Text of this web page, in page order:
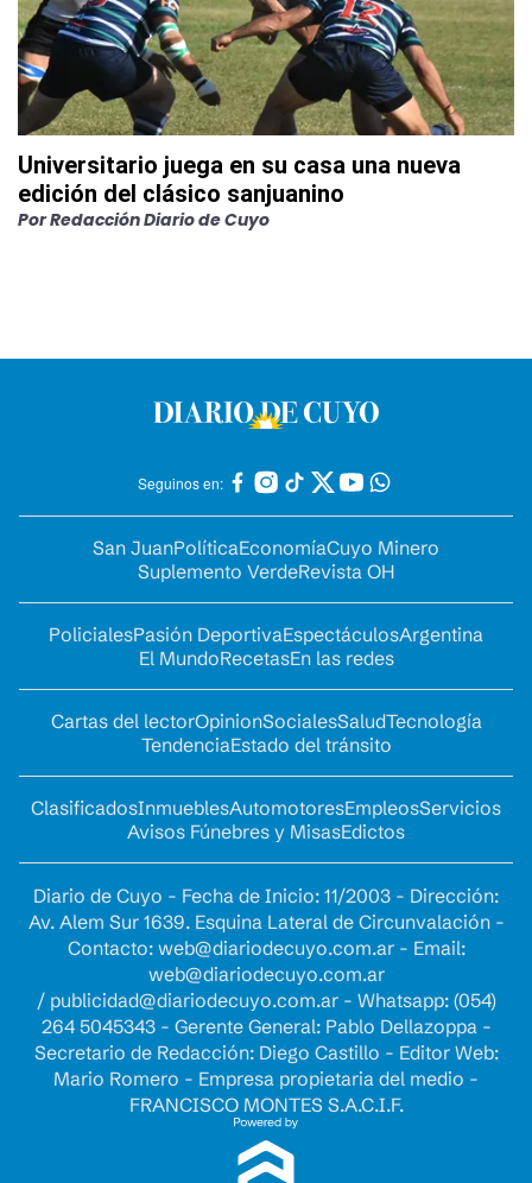
Universitario juega en su casa una nueva
edición del clásico sanjuanino
PorRedacción Diario de Cuyo
Seguinos en:
San JuanPolíticaEconomíaCuyo Minero
Suplemento VerdeRevista OH
PolicialesPasión DeportivaEspectáculosArgentina
El MundoRecetasEn las redes
Cartas del lectorOpinionSocialesSaludTecnología
TendenciaEstado del tránsito
ClasificadosInmueblesAutomotoresEmpleosServicios
Avisos Fúnebres y MisasEdictos
Diario de Cuyo - Fecha de Inicio: 11/2003 - Dirección:
Av. Alem Sur 1639. Esquina Lateral de Circunvalación -
Contacto: web@diariodecuyo.com.ar- Email:
web@diariodecuyo.com.ar
/ publicidad@diariodecuyo.com.ar- Whatsapp: (054)
264 5045343 - Gerente General: Pablo Dellazoppa -
Secretario de Redacción: Diego Castillo - Editor Web:
Mario Romero - Empresa propietaria del medio -
FRANCISCO MONTES S.A.C.I.F.